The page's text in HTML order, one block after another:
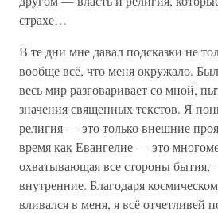
страхе…
В те дни мне давал подсказки не
вообще всё, что меня окружало.
весь мир разговаривает со мной,
значения священных текстов. Я
религия — это только внешние
время как Евангелие — это
охватывающая все стороны
внутренние. Благодаря
вливался в меня, я всё отчетливей